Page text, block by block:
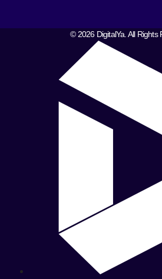
© 2026 DigitalYa. All Rights